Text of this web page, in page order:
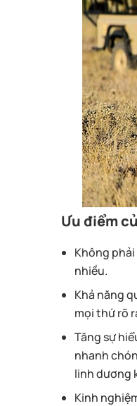
Ưu điểm
Không phải
nhiều.
Khả năng
mọi thứ rõ
Tăng sự
nhanh
linh dương
Kinh